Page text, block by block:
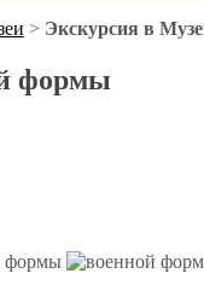
> Экскурсия в
формы